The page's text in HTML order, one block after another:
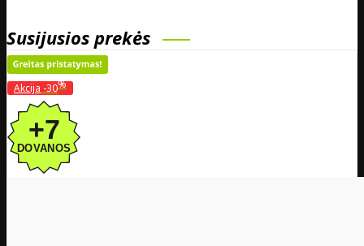
Susijusios prekės
Akcija -30%